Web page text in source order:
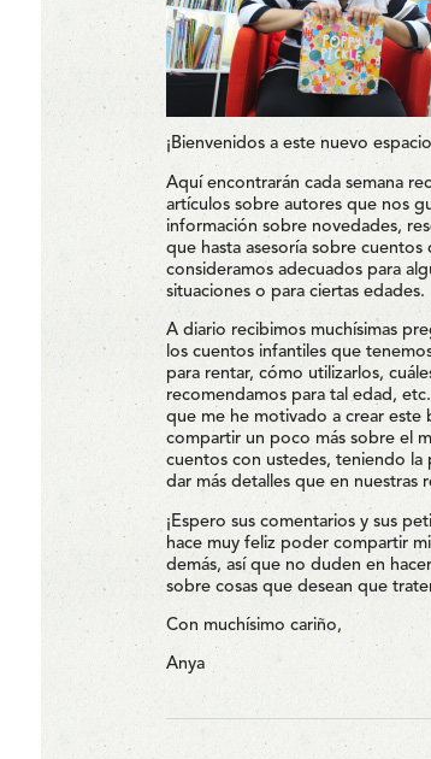
¡Bienvenidos a este nuevo
Aquí encontrarán cada semana
artículos sobre autores que nos
información sobre novedades,
que hasta asesoría sobre cuentos
consideramos adecuados para
situaciones o para ciertas edades.
A diario recibimos muchísimas
los cuentos infantiles que
para rentar, cómo utilizarlos,
recomendamos para tal edad,
que me he motivado a crear este
compartir un poco más sobre el
cuentos con ustedes, teniendo la
dar más detalles que en nuestras
¡Espero sus comentarios y sus
hace muy feliz poder compartir
demás, así que no duden en
sobre cosas que desean que
Con muchísimo cariño,
Anya